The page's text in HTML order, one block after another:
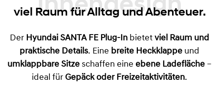
Innendesign
viel Raum für Alltag und Abenteuer.
Der Hyundai SANTA FE Plug-In bietet viel Raum und
praktische Details. Eine breite Heckklappe und
umklappbare Sitze schaffen eine ebene Ladefläche –
ideal für Gepäck oder Freizeitaktivitäten.